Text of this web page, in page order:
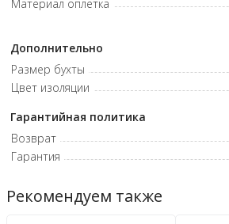
Материал оплётка
Дополнительно
Размер бухты
Цвет изоляции
Гарантийная политика
Возврат
Гарантия
Рекомендуем также